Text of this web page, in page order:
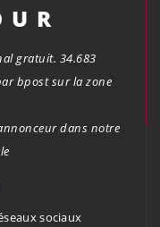
gratuit. 34.683
bpost sur la zone
dans notre
sociaux